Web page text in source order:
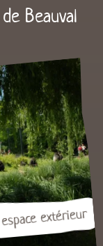
Beauval
extérieur